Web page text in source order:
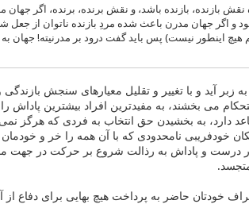
بازنده، بازنده باشد، و نقش برنده، برنده، اگر
و اگر جهان مدرن باعث شده مردِ بازنده ناتوان از جعل
اینطور نیست) پس باید گفت درود بر مدرنیته! جهان به
زبر آید و با تغییر و تقلیل معیارهای سنجش
می بخشند، به مفیدترین افراد بیشترین
دارد، به بخشیدن حق انتخاب به فردی که هرگز
خودفریبی نامحدودی که با آن همه را خر و
کار درست و پاداش به رذالت شروع بر حرکت در
خودتان حاضر به پرداخت هیچ بهایی برای دفاع